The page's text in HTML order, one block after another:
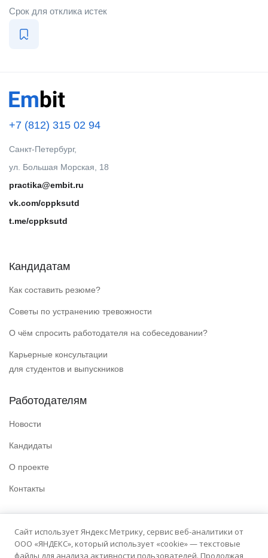
Срок для отклика истек
+7 (812) 315 02 94
Санкт-Петербург,
ул. Большая Морская, 18
practika@embit.ru
vk.com/cppksutd
t.me/cppksutd
Кандидатам
Как составить резюме?
Советы по устранению тревожности
О чём спросить работодателя на собеседовании?
Карьерные консультации
для студентов и выпускников
Работодателям
Новости
Кандидаты
О проекте
Контакты
Политика конфиденциальности
Сайт использует Яндекс Метрику, сервис веб-аналитики от
ООО «ЯНДЕКС», который использует «cookie» — текстовые
файлы для анализа активности пользователей. Продолжая